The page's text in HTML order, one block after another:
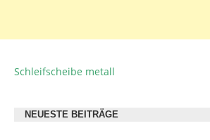
BEITRAGSNAVIGATION
Schleifscheibe metall
NEUESTE BEITRÄGE